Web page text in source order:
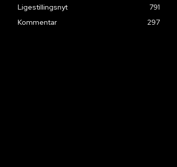
Ligestillingsnyt
791
Kommentar
297